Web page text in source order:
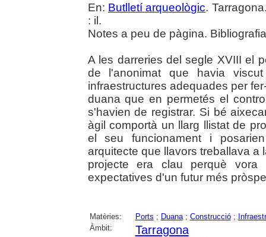
En: Butlletí arqueològic.
: il.
Notes a peu de pàgina.
A les darreries del segle XVIII el
de l'anonimat que havia
infraestructures adequades per
duana que en permetés el
s'havien de registrar. Si bé
àgil comportà un llarg llistat de
el seu funcionament i
arquitecte que llavors treballava a
projecte era clau perquè
expectatives d'un futur més
Matèries: Ports ; Duana; Construcció;
Àmbit:
Tarragona